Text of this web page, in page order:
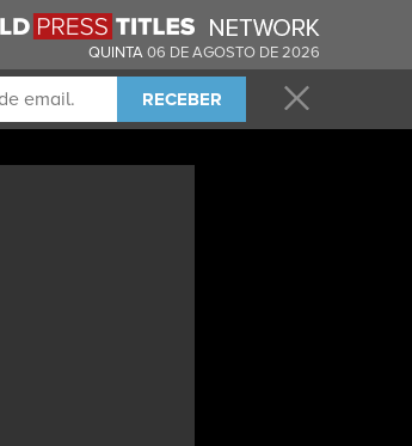
QUINTA06 DE AGOSTO DE 2026
RECEBER